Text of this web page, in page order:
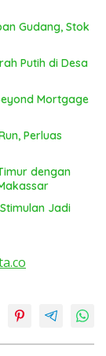
Gudang, Stok
Putih di Desa
Mortgage
Perluas
dengan
Jadi